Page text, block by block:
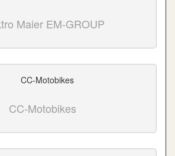
Maier EM-GROUP
CC-Motobikes